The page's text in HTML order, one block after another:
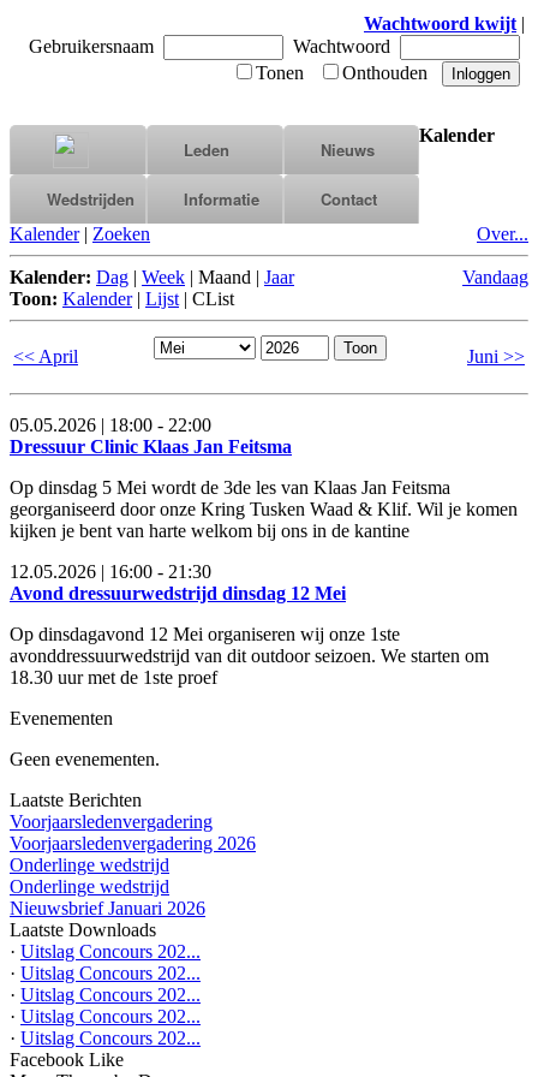
Wachtwoord kwijt |
Gebruikersnaam
Wachtwoord
Tonen
Onthouden
Leden Nieuws
Wedstrijden Informatie Contact
Kalender
Kalender | Zoeken Over...
Kalender: Dag | Week | Maand | Jaar
Toon: Kalender| Lijst | CList
Vandaag
<< April Juni >>
05.05.2026 | 18:00 - 22:00
Dressuur Clinic Klaas Jan Feitsma
Op dinsdag 5 Mei wordt de 3de les van Klaas Jan Feitsma
georganiseerd door onze Kring Tusken Waad & Klif. Wil je komen
kijken je bent van harte welkom bij ons in de kantine
12.05.2026 | 16:00 - 21:30
Avond dressuurwedstrijd dinsdag 12 Mei
Op dinsdagavond 12 Mei organiseren wij onze 1ste
avonddressuurwedstrijd van dit outdoor seizoen. We starten om
18.30 uur met de 1ste proef
Evenementen
Geen evenementen.
Laatste Berichten
Voorjaarsledenvergadering
Voorjaarsledenvergadering 2026
Onderlinge wedstrijd
Onderlinge wedstrijd
Nieuwsbrief Januari 2026
Laatste Downloads
· Uitslag Concours 202...
· Uitslag Concours 202...
· Uitslag Concours 202...
· Uitslag Concours 202...
· Uitslag Concours 202...
Facebook Like